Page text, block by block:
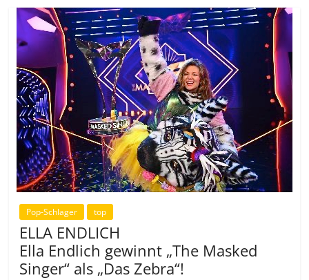
Pop-Schlager top
ELLA ENDLICH
Ella Endlich gewinnt „The Masked
Singer“ als „Das Zebra“!